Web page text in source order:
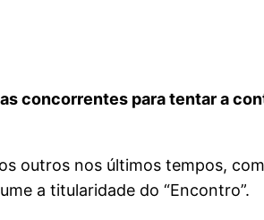
concorrentes para tentar a
outros nos últimos tempos,
a titularidade do “Encontro”.